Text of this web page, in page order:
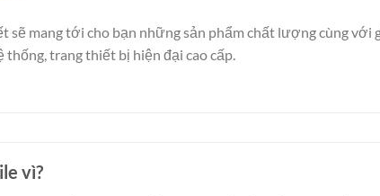
mang tới cho bạn những sản phẩm chất lượng cùng với
trang thiết bị hiện đại cao cấp.
vì?